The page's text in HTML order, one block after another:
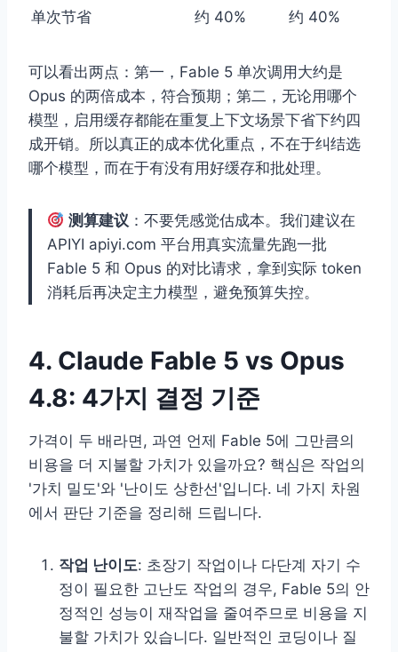
单次节省
约 40% 约 40%
可以看出两点：第一，Fable 5 单次调用大约是
Opus 的两倍成本，符合预期；第二，无论用哪个
模型，启用缓存都能在重复上下文场景下省下约四
成开销。所以真正的成本优化重点，不在于纠结选
哪个模型，而在于有没有用好缓存和批处理。
测算建议 ：不要凭感觉估成本。我们建议在
APIYI apiyi.com 平台用真实流量先跑一批
Fable 5 和 Opus 的对比请求，拿到实际 token
消耗后再决定主力模型，避免预算失控。
4. Claude Fable 5 vs Opus
4.8: 4가지 결정 기준
가격이 두 배라면, 과연 언제 Fable 5에 그만큼의
비용을 더 지불할 가치가 있을까요? 핵심은 작업의
'가치 밀도'와 '난이도 상한선'입니다. 네 가지 차원
에서 판단 기준을 정리해 드립니다.
작업 난이도: 초장기 작업이나 다단계 자기 수
정이 필요한 고난도 작업의 경우, Fable 5의 안
정적인 성능이 재작업을 줄여주므로 비용을 지
불할 가치가 있습니다. 일반적인 코딩이나 질